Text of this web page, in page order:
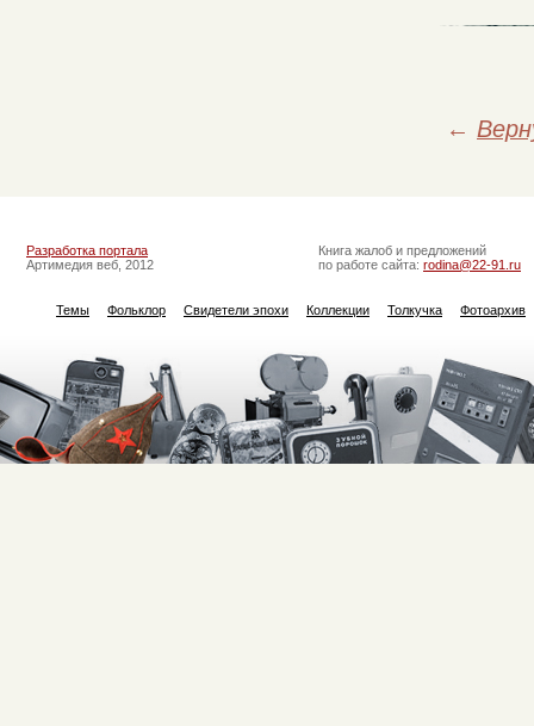
←
Разработка портала
Артимедия веб, 2012
Книга жалоб и предложений
по работе сайта: rodina@22-91.ru
Темы Фольклор Свидетели эпохи Коллекции Толкучка Фотоархив